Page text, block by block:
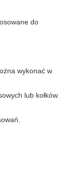
do
wykonać w
lub kołków.